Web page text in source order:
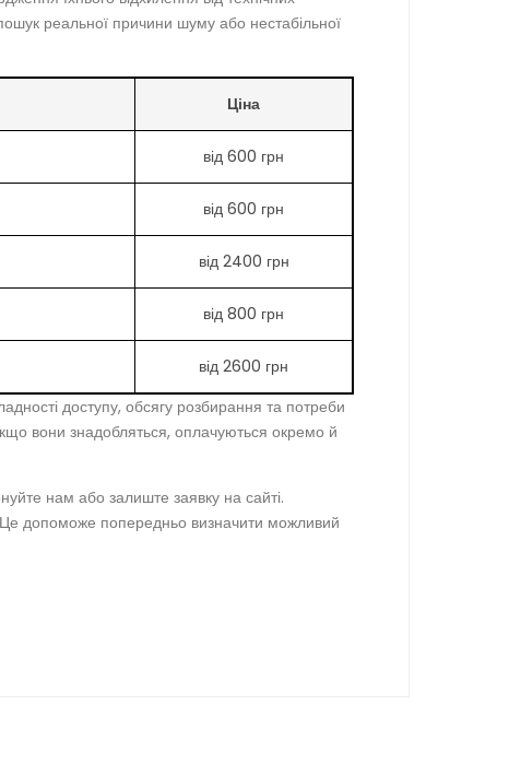
реальної причини шуму або нестабільної
Ціна
від 600 грн
від 600 грн
від 2400 грн
від 800 грн
від 2600 грн
доступу, обсягу розбирання та потреби
вони знадобляться, оплачуються окремо й
нам або залиште заявку на сайті.
Це допоможе попередньо визначити можливий